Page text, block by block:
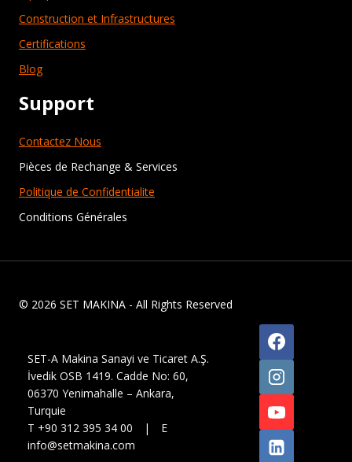
Construction et Infrastructures
Certifications
Blog
Support
Contactez Nous
Pièces de Rechange & Services
Politique de Confidentialite
Conditions Générales
© 2026 SET MAKINA - All Rights Reserved
SET-A Makina Sanayi ve Ticaret A.Ş.
İvedik OSB 1419. Cadde No: 60,
06370 Yenimahalle – Ankara,
Turquie
T +90 312 395 34 00 | E
info@setmakina.com